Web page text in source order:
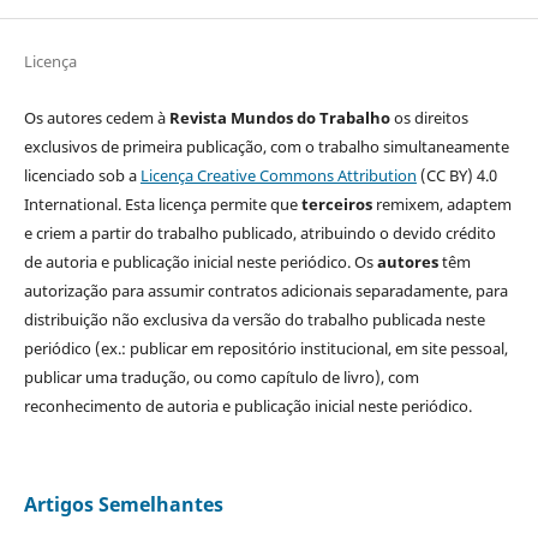
Licença
Os autores cedem à Revista Mundos do Trabalhoos direitos
exclusivos de primeira publicação, com o trabalho simultaneamente
licenciado sob a Licença Creative Commons Attribution (CC BY) 4.0
International. Esta licença permite queterceirosremixem, adaptem
e criem a partir do trabalho publicado, atribuindo o devido crédito
de autoria e publicação inicial neste periódico. Osautorestêm
autorização para assumir contratos adicionais separadamente, para
distribuição não exclusiva da versão do trabalho publicada neste
periódico (ex.: publicar em repositório institucional, em site pessoal,
publicar uma tradução, ou como capítulo de livro), com
reconhecimento de autoria e publicação inicial neste periódico.
Artigos Semelhantes